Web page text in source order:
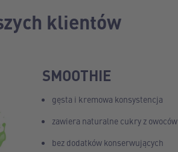
klientów
SMOOTHIE
gęsta i kremowa konsystencja
zawiera naturalne cukry z owoców
bez dodatków konserwujących